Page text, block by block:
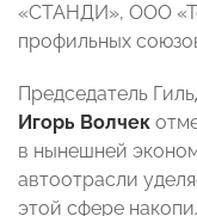
«СТАНДИ», ООО
профильных
Председатель
Игорь Волчек
в нынешней
автоотрасли
этой сфере